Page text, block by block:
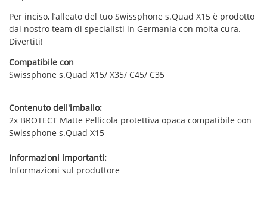
Per inciso, l’alleato del tuo Swissphone s.Quad X15 è prodotto
dal nostro team di specialisti in Germania con molta cura.
Divertiti!
Compatibile con
Swissphone s.Quad X15/ X35/ C45/ C35
Contenuto dell'imballo:
2x BROTECT Matte Pellicola protettiva opaca compatibile con
Swissphone s.Quad X15
Informazioni importanti:
Informazioni sul produttore